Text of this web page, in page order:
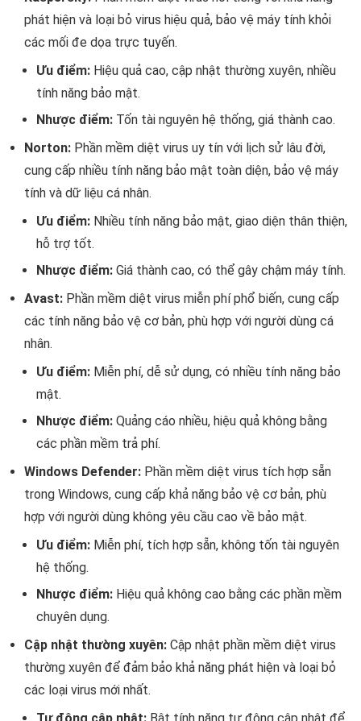
phát hiện và loại bỏ virus hiệu quả, bảo vệ máy tính khỏi
các mối đe dọa trực tuyến.
Ưu điểm: Hiệu quả cao, cập nhật thường xuyên, nhiều
tính năng bảo mật.
Nhược điểm: Tốn tài nguyên hệ thống, giá thành cao.
Norton: Phần mềm diệt virus uy tín với lịch sử lâu đời,
cung cấp nhiều tính năng bảo mật toàn diện, bảo vệ máy
tính và dữ liệu cá nhân.
Ưu điểm: Nhiều tính năng bảo mật, giao diện thân thiện,
hỗ trợ tốt.
Nhược điểm: Giá thành cao, có thể gây chậm máy tính.
Avast: Phần mềm diệt virus miễn phí phổ biến, cung cấp
các tính năng bảo vệ cơ bản, phù hợp với người dùng cá
nhân.
Ưu điểm: Miễn phí, dễ sử dụng, có nhiều tính năng bảo
mật.
Nhược điểm: Quảng cáo nhiều, hiệu quả không bằng
các phần mềm trả phí.
Windows Defender: Phần mềm diệt virus tích hợp sẵn
trong Windows, cung cấp khả năng bảo vệ cơ bản, phù
hợp với người dùng không yêu cầu cao về bảo mật.
Ưu điểm: Miễn phí, tích hợp sẵn, không tốn tài nguyên
hệ thống.
Nhược điểm: Hiệu quả không cao bằng các phần mềm
chuyên dụng.
Cập nhật thường xuyên: Cập nhật phần mềm diệt virus
thường xuyên để đảm bảo khả năng phát hiện và loại bỏ
các loại virus mới nhất.